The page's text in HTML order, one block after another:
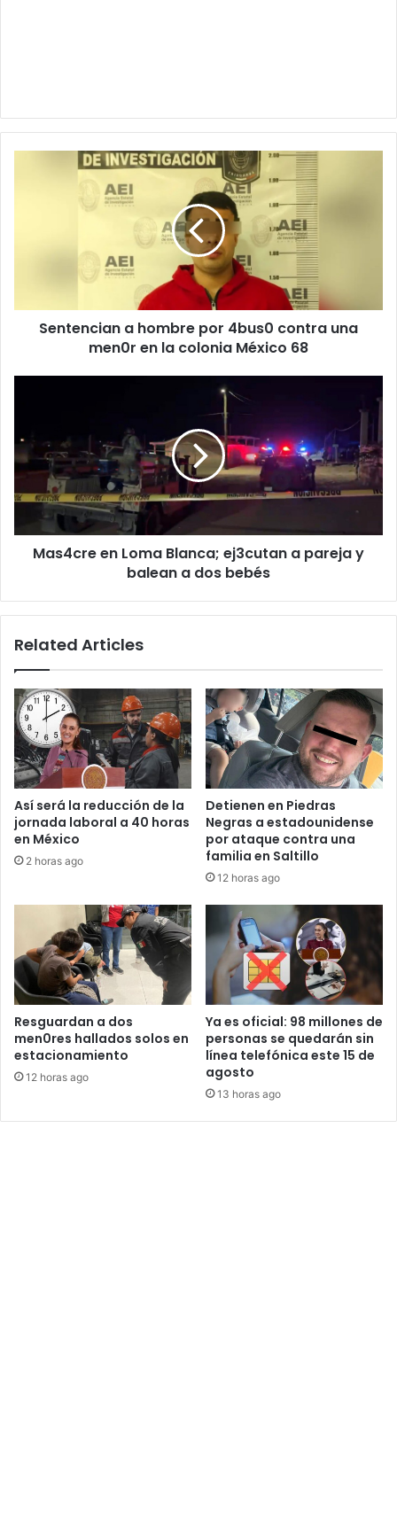
en
Sentencian a hombre por 4bus0 contra una
men0r en la colonia México 68
Blanca;
ej3cutan
a
pareja
balean
Mas4cre en Loma Blanca; ej3cutan a pareja y
balean a dos bebés
Related Articles
Así será la reducción de la
jornada laboral a 40 horas
en México
2 horas ago
Detienen en Piedras
Negras a estadounidense
por ataque contra una
familia en Saltillo
12 horas ago
Resguardan a dos
men0res hallados solos en
estacionamiento
12 horas ago
Ya es oficial: 98 millones de
personas se quedarán sin
línea telefónica este 15 de
agosto
13 horas ago